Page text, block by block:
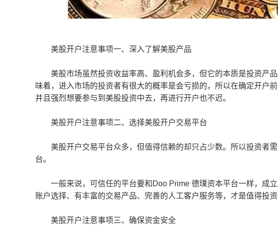
美股开户注意事项一、深入了解美股产品
美股市场虽然投资收益率高、盈利机会多，但它的本质是投资产品
味着，进入市场的投资者有很大的概率是会亏损的，所以在确定开户
并且强烈想要参与到美股投资中去，再进行开户也不迟。
美股开户注意事项二、选择美股开户交易平台
美股开户交易平台众多，但值得信赖的却只占少数。所以投资者
台。
一般来说，可信任的平台要和Doo Prime 德璞资本平台一样，成立
账户选择、有丰富的交易产品、完善的人工客户服务等，才是值得投
美股开户注意事项三、确保资金安全